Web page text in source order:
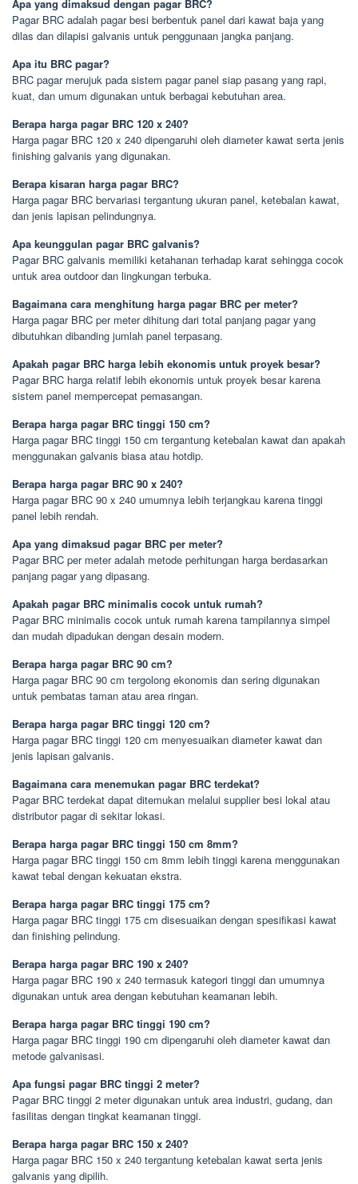
Apa yang dimaksud dengan pagar BRC?
Pagar BRC adalah pagar besi berbentuk panel dari kawat baja yang
dilas dan dilapisi galvanis untuk penggunaan jangka panjang.
Apa itu BRC pagar?
BRC pagar merujuk pada sistem pagar panel siap pasang yang rapi,
kuat, dan umum digunakan untuk berbagai kebutuhan area.
Berapa harga pagar BRC 120 x 240?
Harga pagar BRC 120 x 240 dipengaruhi oleh diameter kawat serta jenis
finishing galvanis yang digunakan.
Berapa kisaran harga pagar BRC?
Harga pagar BRC bervariasi tergantung ukuran panel, ketebalan kawat,
dan jenis lapisan pelindungnya.
Apa keunggulan pagar BRC galvanis?
Pagar BRC galvanis memiliki ketahanan terhadap karat sehingga cocok
untuk area outdoor dan lingkungan terbuka.
Bagaimana cara menghitung harga pagar BRC per meter?
Harga pagar BRC per meter dihitung dari total panjang pagar yang
dibutuhkan dibanding jumlah panel terpasang.
Apakah pagar BRC harga lebih ekonomis untuk proyek besar?
Pagar BRC harga relatif lebih ekonomis untuk proyek besar karena
sistem panel mempercepat pemasangan.
Berapa harga pagar BRC tinggi 150 cm?
Harga pagar BRC tinggi 150 cm tergantung ketebalan kawat dan apakah
menggunakan galvanis biasa atau hotdip.
Berapa harga pagar BRC 90 x 240?
Harga pagar BRC 90 x 240 umumnya lebih terjangkau karena tinggi
panel lebih rendah.
Apa yang dimaksud pagar BRC per meter?
Pagar BRC per meter adalah metode perhitungan harga berdasarkan
panjang pagar yang dipasang.
Apakah pagar BRC minimalis cocok untuk rumah?
Pagar BRC minimalis cocok untuk rumah karena tampilannya simpel
dan mudah dipadukan dengan desain modern.
Berapa harga pagar BRC 90 cm?
Harga pagar BRC 90 cm tergolong ekonomis dan sering digunakan
untuk pembatas taman atau area ringan.
Berapa harga pagar BRC tinggi 120 cm?
Harga pagar BRC tinggi 120 cm menyesuaikan diameter kawat dan
jenis lapisan galvanis.
Bagaimana cara menemukan pagar BRC terdekat?
Pagar BRC terdekat dapat ditemukan melalui supplier besi lokal atau
distributor pagar di sekitar lokasi.
Berapa harga pagar BRC tinggi 150 cm 8mm?
Harga pagar BRC tinggi 150 cm 8mm lebih tinggi karena menggunakan
kawat tebal dengan kekuatan ekstra.
Berapa harga pagar BRC tinggi 175 cm?
Harga pagar BRC tinggi 175 cm disesuaikan dengan spesifikasi kawat
dan finishing pelindung.
Berapa harga pagar BRC 190 x 240?
Harga pagar BRC 190 x 240 termasuk kategori tinggi dan umumnya
digunakan untuk area dengan kebutuhan keamanan lebih.
Berapa harga pagar BRC tinggi 190 cm?
Harga pagar BRC tinggi 190 cm dipengaruhi oleh diameter kawat dan
metode galvanisasi.
Apa fungsi pagar BRC tinggi 2 meter?
Pagar BRC tinggi 2 meter digunakan untuk area industri, gudang, dan
fasilitas dengan tingkat keamanan tinggi.
Berapa harga pagar BRC 150 x 240?
Harga pagar BRC 150 x 240 tergantung ketebalan kawat serta jenis
galvanis yang dipilih.